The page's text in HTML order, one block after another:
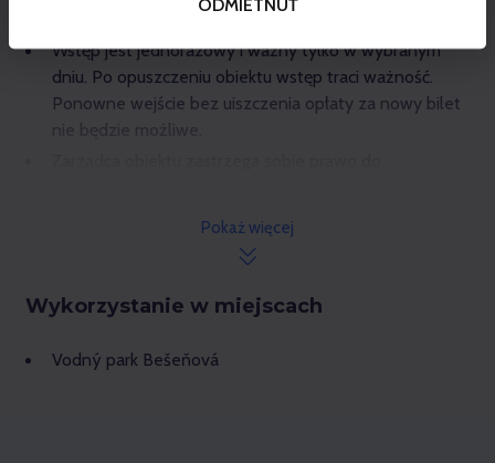
ODMIETNUŤ
Wstęp jest jednorazowy i ważny tylko w wybranym
dniu. Po opuszczeniu obiektu wstęp traci ważność.
Ponowne wejście bez uiszczenia opłaty za nowy bilet
nie będzie możliwe.
50% zniżki na drugi wstęp znajdziesz w dniu
wykorzystania zakupionego Aqua ticketu w sekcji
kupony Gopass. Więcej informacji
bit.ly/druhý_aquaticket_za_polovicu
Pokaż więcej
Wykorzystanie w miejscach
Vodný park Bešeňová